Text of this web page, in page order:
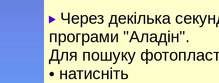
Через декілька
програми "Аладін".
Для пошуку
• натисніть